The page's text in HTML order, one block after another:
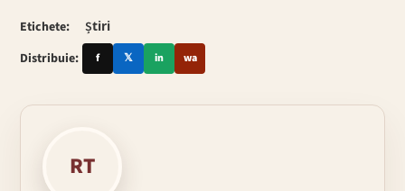
Etichete:
Știri
Distribuie:
f 𝕏 in wa
RT